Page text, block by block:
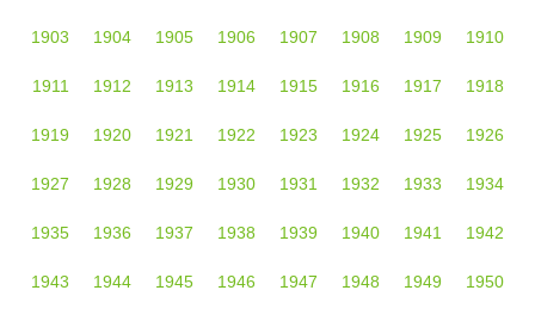
1903 1904 1905 1906 1907 1908 1909 1910
1911 1912 1913 1914 1915 1916 1917 1918
1919 1920 1921 1922 1923 1924 1925 1926
1927 1928 1929 1930 1931 1932 1933 1934
1935 1936 1937 1938 1939 1940 1941 1942
1943 1944 1945 1946 1947 1948 1949 1950